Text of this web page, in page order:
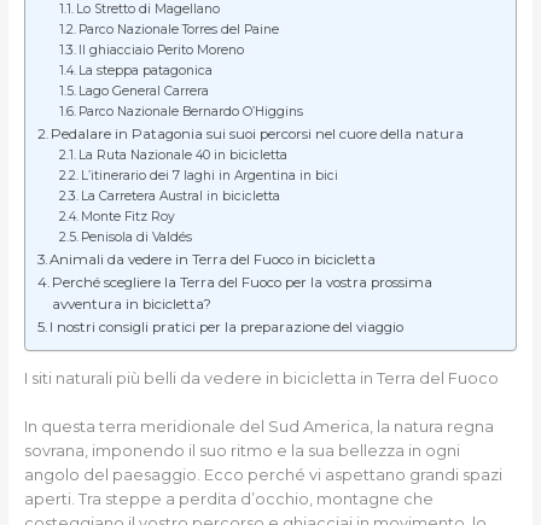
Lo Stretto di Magellano
Parco Nazionale Torres del Paine
Il ghiacciaio Perito Moreno
La steppa patagonica
Lago General Carrera
Parco Nazionale Bernardo O’Higgins
Pedalare in Patagonia sui suoi percorsi nel cuore della natura
La Ruta Nazionale 40 in bicicletta
L’itinerario dei 7 laghi in Argentina in bici
La Carretera Austral in bicicletta
Monte Fitz Roy
Penisola di Valdés
Animali da vedere in Terra del Fuoco in bicicletta
Perché scegliere la Terra del Fuoco per la vostra prossima
avventura in bicicletta?
I nostri consigli pratici per la preparazione del viaggio
I siti naturali più belli da vedere in bicicletta in Terra del Fuoco
In questa terra meridionale del Sud America, la natura regna
sovrana, imponendo il suo ritmo e la sua bellezza in ogni
angolo del paesaggio. Ecco perché vi aspettano grandi spazi
aperti. Tra steppe a perdita d’occhio, montagne che